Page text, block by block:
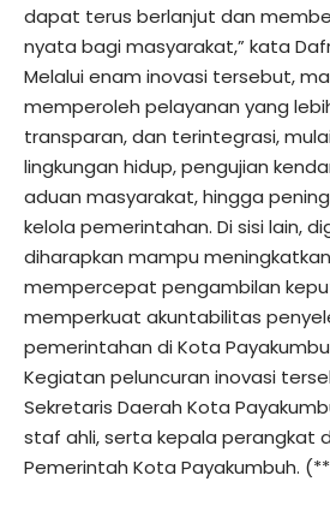
dapat terus berlanjut dan
nyata bagi masyarakat,” kata
Melalui enam inovasi tersebut,
memperoleh pelayanan yang
transparan, dan terintegrasi,
lingkungan hidup, pengujian
aduan masyarakat, hingga
kelola pemerintahan. Di sisi lain,
diharapkan mampu
mempercepat pengambilan
memperkuat akuntabilitas
pemerintahan di Kota
Kegiatan peluncuran inovasi
Sekretaris Daerah Kota
staf ahli, serta kepala perangkat
Pemerintah Kota Payakumbuh.